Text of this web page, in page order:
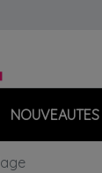
NOUVEAUTES